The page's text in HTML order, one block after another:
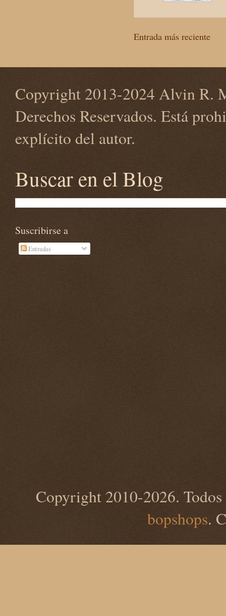
Entrada más reciente
Copyright 2013-2024 Alvin R.
Derechos Reservados. Está
explícito del autor.
Buscar en el Blog
Suscribirse a
Entradas
Copyright 2010-2026. Todos
bopshops.